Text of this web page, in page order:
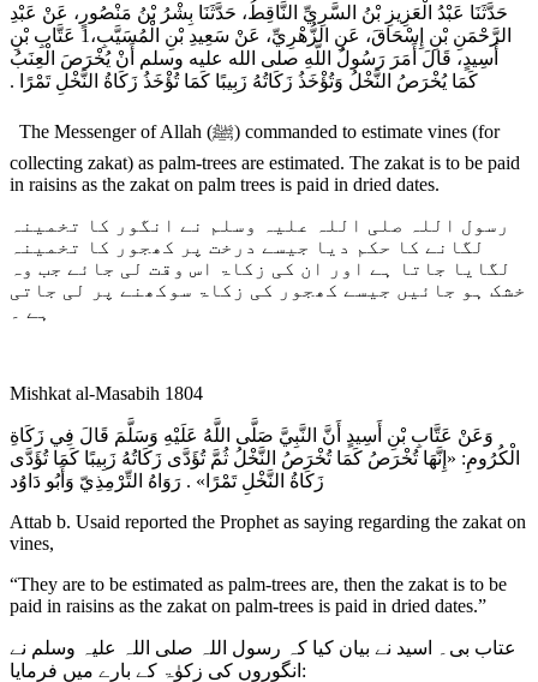
حَدَّثَنَا عَبْدُ الْعَزِيزِ بْنُ السَّرِيِّ النَّاقِطُ، حَدَّثَنَا بِشْرُ بْنُ مَنْصُورٍ، عَنْ عَبْدِ
الرَّحْمَنِ بْنِ إِسْحَاقَ، عَنِ الزُّهْرِيِّ، عَنْ سَعِيدِ بْنِ الْمُسَيَّبِ،1 عَتَّابِ بْنِ
أَسِيدٍ، قَالَ أَمَرَ رَسُولُ اللَّهِ صلى الله عليه وسلم أَنْ يُخْرَصَ الْعِنَبُ
كَمَا يُخْرَصُ النَّخْلُ وَتُؤْخَذُ زَكَاتُهُ زَبِيبًا كَمَا تُؤْخَذُ زَكَاةُ النَّخْلِ تَمْرًا ‏.‏
The Messenger of Allah (ﷺ) commanded to estimate vines (for
collecting zakat) as palm-trees are estimated. The zakat is to be paid
in raisins as the zakat on palm trees is paid in dried dates.
رسول اللہ صلی اللہ علیہ وسلم نے انگور کا تخمینہ
لگانے کا حکم دیا جیسے درخت پر کھجور کا تخمینہ
لگایا جاتا ہے اور ان کی زکاۃ اس وقت لی جائے جب وہ
خشک ہو جائیں جیسے کھجور کی زکاۃ سوکھنے پر لی جاتی
ہے ۔
Mishkat al-Masabih 1804
وَعَنْ عَتَّابِ بْنِ أَسِيدٍ أَنَّ النَّبِيَّ صَلَّى اللَّهُ عَلَيْهِ وَسَلَّمَ قَالَ فِي زَكَاةِ
الْكُرُومِ: «إِنَّهَا تُخْرَصُ كَمَا تُخْرَصُ النَّخْلُ ثُمَّ تُؤَدَّى زَكَاتُهُ زَبِيبًا كَمَا تُؤَدَّى
زَكَاةُ النَّخْلِ تَمْرًا» . رَوَاهُ التِّرْمِذِيّ وَأَبُو دَاوُد
Attab b. Usaid reported the Prophet as saying regarding the zakat on
vines,
“They are to be estimated as palm-trees are, then the zakat is to be
paid in raisins as the zakat on palm-trees is paid in dried dates.”
عتاب بی۔ اسید نے بیان کیا کہ رسول اللہ صلی اللہ علیہ وسلم نے
انگوروں کی زکوٰۃ کے بارے میں فرمایا: